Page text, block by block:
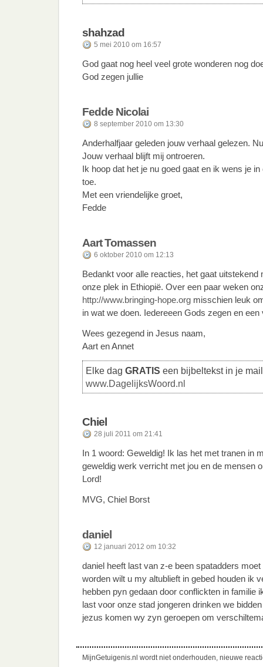
shahzad
5 mei 2010 om 16:57
God gaat nog heel veel grote wonderen nog
God zegen jullie
Fedde Nicolai
8 september 2010 om 13:30
Anderhalfjaar geleden jouw verhaal gelezen.
Jouw verhaal blijft mij ontroeren.
Ik hoop dat het je nu goed gaat en ik wens je
toe.
Met een vriendelijke groet,
Fedde
Aart Tomassen
6 oktober 2010 om 12:13
Bedankt voor alle reacties, het gaat uitstekend
onze plek in Ethiopië. Over een paar weken
http://www.bringing-hope.org misschien leuk
in wat we doen. Iedereeen Gods zegen en
Wees gezegend in Jesus naam,
Aart en Annet
Elke dag GRATIS een bijbeltekst in je
www.DagelijksWoord.nl
Chiel
28 juli 2011 om 21:41
In 1 woord: Geweldig! Ik las het met tranen in
geweldig werk verricht met jou en de mensen
Lord!
MVG, Chiel Borst
daniel
12 januari 2012 om 10:32
daniel heeft last van z-e been spatadders
worden wilt u my altublieft in gebed houden ik
hebben pyn gedaan door conflickten in familie
last voor onze stad jongeren drinken we
jezus komen wy zyn geroepen om
MijnGetuigenis.nl wordt niet onderhouden, nieuwe